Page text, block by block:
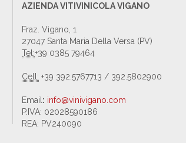
AZIENDA VITIVINICOLA VIGANO
Fraz. Vigano, 1
27047 Santa Maria Della Versa (PV)
Tel:+39 0385 79464
Cell: +39 392.5767713 / 392.5802900
Email : info@vinivigano.com
P.IVA: 02028590186
REA: PV240090